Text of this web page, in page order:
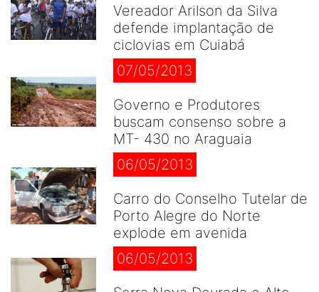
Vereador Arilson da Silva
defende implantação de
ciclovias em Cuiabá
07/05/2013
Governo e Produtores
buscam consenso sobre a
MT- 430 no Araguaia
06/05/2013
Carro do Conselho Tutelar de
Porto Alegre do Norte
explode em avenida
06/05/2013